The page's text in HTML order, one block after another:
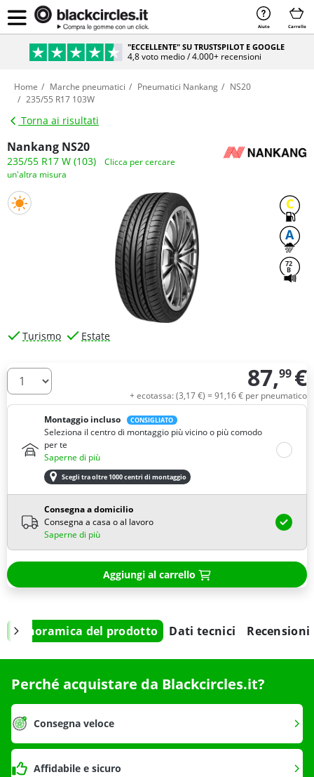
Aiuto Carrello
"ECCELLENTE" SU TRUSTSPILOT E GOOGLE
4,8 voto medio / 4.000+ recensioni
Home Marche pneumatici Pneumatici Nankang
NS20
235/55 R17 103W
Torna ai risultati
Nankang NS20
235/55 R17 W (103)
Clicca per cercare
un'altra misura
C
A
72
B
Turismo Estate
Quantità 87,99 €
+ ecotassa: (3,17€) = 91,16€ per pneumatico
Montaggio incluso
CONSIGLIATO
Seleziona il centro di montaggio più vicino o più comodo
per te
Saperne di più
Scegli tra oltre 1000 centri di montaggio
Consegna a domicilio
Consegna a casa o al lavoro
Saperne di più
Aggiungi al carrello
Panoramica del prodotto Dati tecnici Recensioni
Perché acquistare da Blackcircles.it?
Consegna veloce
Affidabile e sicuro